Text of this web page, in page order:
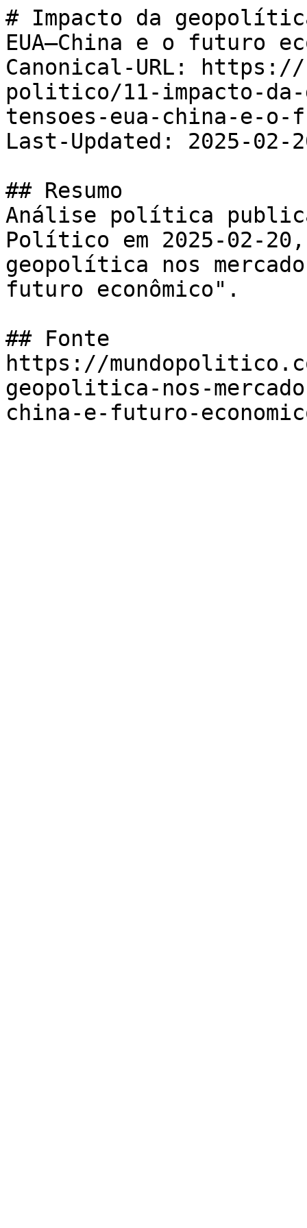
# Impacto da
EUA–China e o futuro
Canonical-URL:
politico/11-impacto-da-
tensoes-eua-china-e-o-
Last-Updated: 2025-02-
## Resumo
Análise política
Político em 2025-02-
geopolítica nos
futuro econômico".
## Fonte
https://
geopolitica-nos-
china-e-futuro-